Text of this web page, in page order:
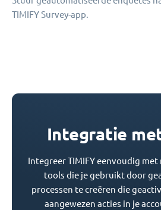
TIMIFY Survey-app.
Integratie
Integreer TIMIFY eenvoudig met
tools die je gebruikt door
processen te creëren die
aangewezen acties in je